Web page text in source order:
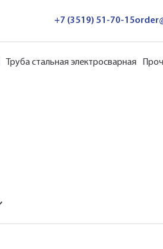
+7 (3519) 51-70-15
Труба стальная электросварная